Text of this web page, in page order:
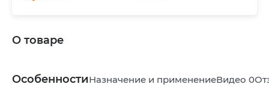
О товаре
ОсобенностиНазначение и применениеВидео 0